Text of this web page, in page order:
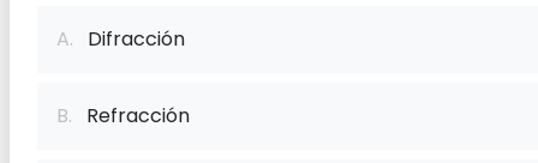
A. Difracción
B. Refracción